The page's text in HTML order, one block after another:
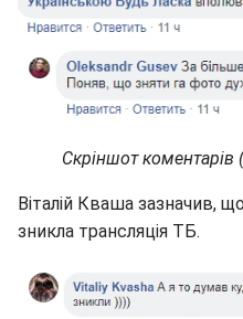
Скріншот
Віталій Кваша зазначив,
зникла трансляція ТБ.